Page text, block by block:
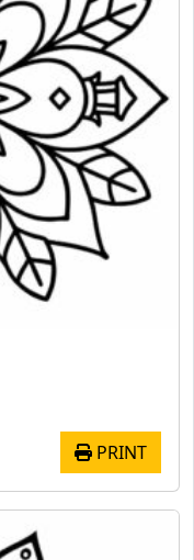
PRINT